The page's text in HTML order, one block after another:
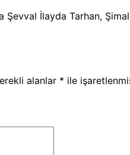
Şevval İlayda Tarhan,
alanlar * ile